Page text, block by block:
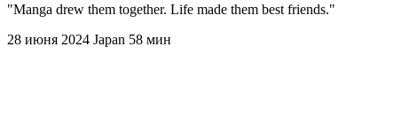
"Manga drew them together. Life made them best friends."
28 июня 2024 Japan 58 мин